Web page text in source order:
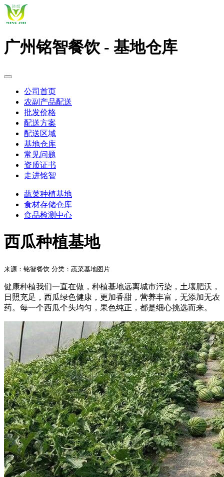
广州铭智餐饮 - 基地仓库
公司首页
农副产品配送
批发价格
配送方案
配送区域
基地仓库
常见问题
资质证书
走进铭智
蔬菜种植基地
食材存储仓库
食品检测中心
西瓜种植基地
来源：铭智餐饮 分类：蔬菜基地图片
健康种植我们一直在做，种植基地远离城市污染，土壤肥沃，
日照充足，西瓜绿色健康，更加香甜，营养丰富，无添加无农
药。每一个西瓜个头均匀，果色纯正，都是细心挑选而来。